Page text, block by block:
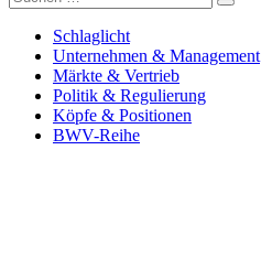
Versicherungswirtschaft-heute
nach:
Schlaglicht
Unternehmen & Management
Märkte & Vertrieb
Politik & Regulierung
Köpfe & Positionen
BWV-Reihe